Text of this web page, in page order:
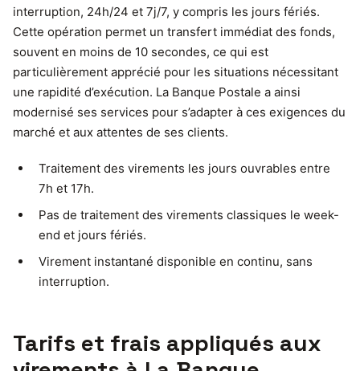
interruption, 24h/24 et 7j/7, y compris les jours fériés.
Cette opération permet un transfert immédiat des fonds,
souvent en moins de 10 secondes, ce qui est
particulièrement apprécié pour les situations nécessitant
une rapidité d’exécution. La Banque Postale a ainsi
modernisé ses services pour s’adapter à ces exigences du
marché et aux attentes de ses clients.
Traitement des virements les jours ouvrables entre
7h et 17h.
Pas de traitement des virements classiques le week-
end et jours fériés.
Virement instantané disponible en continu, sans
interruption.
Tarifs et frais appliqués aux